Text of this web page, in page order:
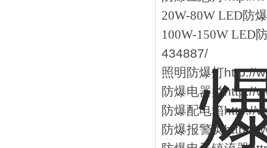
20W-80W LED防
100W-150W LED
434887/
照明防爆灯http://
防爆电器类http://
防爆配电箱http://
防爆报警类http://